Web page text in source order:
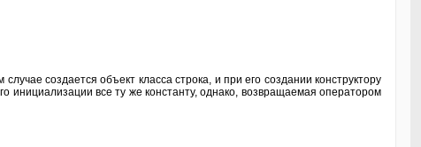
создается объект класса строка, и при его создании конструктору
инициализации все ту же константу, однако, возвращаемая оператором